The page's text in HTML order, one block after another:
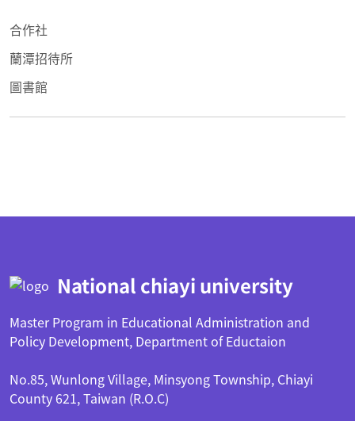
合作社
蘭潭招待所
圖書館
National chiayi university
Master Program in Educational Administration and
Policy Development, Department of Eductaion
No.85, Wunlong Village, Minsyong Township, Chiayi
County 621, Taiwan (R.O.C)